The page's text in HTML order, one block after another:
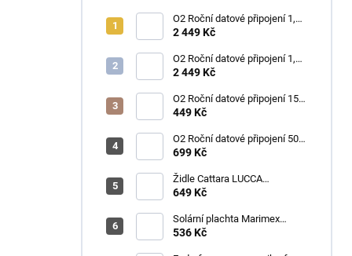
O2 Roční datové připojení 1,2
TB
2 449 Kč
O2 Roční datové připojení 1,2
TB
2 449 Kč
O2 Roční datové připojení 15
GB
449 Kč
O2 Roční datové připojení 50
GB
699 Kč
Židle Cattara LUCCA
kempingová skládací modrá
649 Kč
Solární plachta Marimex
průměr 3,6 m černá
536 Kč